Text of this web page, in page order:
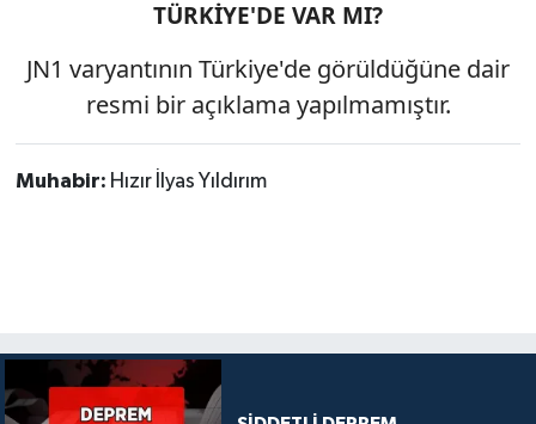
TÜRKİYE'DE VAR MI?
JN1 varyantının Türkiye'de görüldüğüne dair
resmi bir açıklama yapılmamıştır.
Muhabir: Hızır İlyas Yıldırım